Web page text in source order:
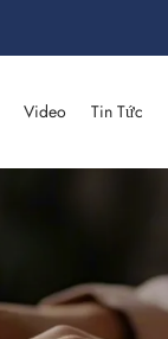
Video Tin Tức